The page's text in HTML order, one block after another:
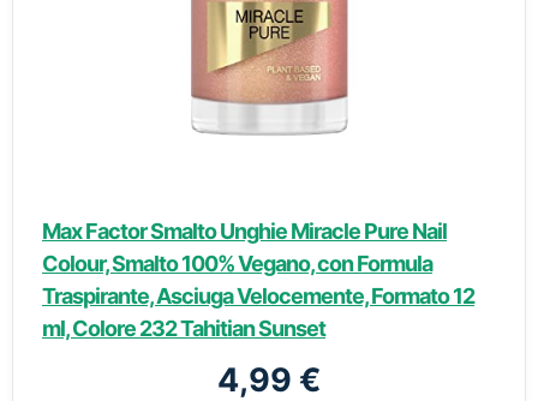
Max Factor Smalto Unghie Miracle Pure Nail
Colour, Smalto 100% Vegano, con Formula
Traspirante, Asciuga Velocemente, Formato 12
ml, Colore 232 Tahitian Sunset
4,99 €